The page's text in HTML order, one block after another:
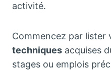
activité.
Commencez par lister
techniques acquises
stages ou emplois